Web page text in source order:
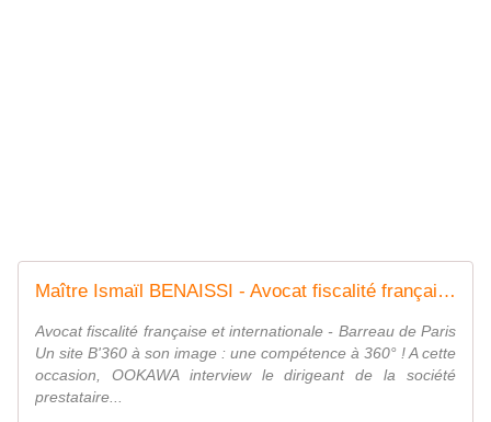
Maître Ismaïl BENAISSI - Avocat fiscalité française et internationale - Barreau de Paris - Un site B'360 à son image : une compétence à 360° ! - OOKAWA Corp.
Avocat fiscalité française et internationale - Barreau de Paris
Un site B'360 à son image : une compétence à 360° ! A cette
occasion, OOKAWA interview le dirigeant de la société
prestataire...